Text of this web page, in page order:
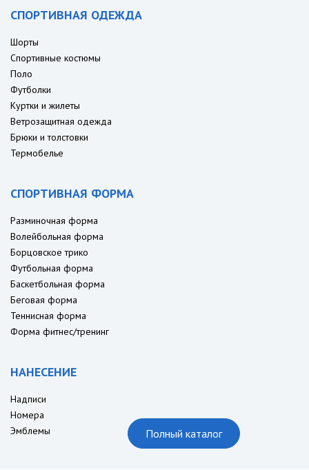
СПОРТИВНАЯ ОДЕЖДА
Шорты
Спортивные костюмы
Поло
Футболки
Куртки и жилеты
Ветрозащитная одежда
Брюки и толстовки
Термобелье
СПОРТИВНАЯ ФОРМА
Разминочная форма
Волейбольная форма
Борцовское трико
Футбольная форма
Баскетбольная форма
Беговая форма
Теннисная форма
Форма фитнес/тренинг
НАНЕСЕНИЕ
Надписи
Номера
Эмблемы
Полный каталог